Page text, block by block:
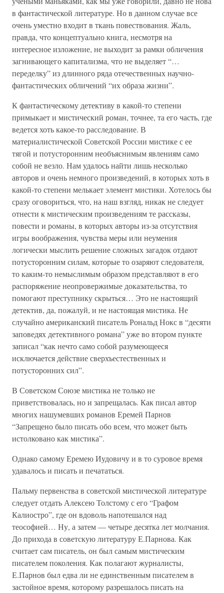
в фантастической литературе. Но в данном случае все
очень уместно входит в ткань повествования. Жаль,
правда, что концептуально книга, несмотря на
интересное изложение, не выходит за рамки обличения
загнивающего капитализма, что не выделяет “…
переделку” из длинного ряда отечественных научно-
фантастических обличений “их образа жизни”.
К фантастическому детективу в какой-то степени
примыкает и мистический роман, точнее, та его часть, где
ведется хоть какое-то расследование. В
материалистической Советской России мистике с ее
тягой и потусторонним необъяснимым явлениям само
собой не везло. Нам удалось найти лишь несколько
авторов и очень немного произведений, в которых хоть в
какой-то степени мелькает элемент мистики. Хотелось бы
сразу оговориться, что, на наш взгляд, никак не следует
отнести к мистическим произведениям те рассказы,
повести и романы, в которых авторы из-за отсутствия
игры воображения, чувства меры или неумения
логически мыслить решение сложных загадок отдают
потусторонним силам, которые то озаряют следователя,
то каким-то немыслимым образом представляют в его
распоряжение неопровержимые доказательства, то
помогают преступнику скрыться… Это не настоящий
детектив, да, пожалуй, и не настоящая мистика. Не
случайно американский писатель Рональд Нокс в “десяти
заповедях детективного романа” уже во втором пункте
записал “как нечто само собой разумеющееся
исключается действие сверхъестественных и
потусторонних сил”.
В Советском Союзе мистика не только не
приветствовалась, но и запрещалась. Как писал автор
многих нашумевших романов Еремей Парнов
“Запрещено было писать обо всем, что может быть
истолковано как мистика”.
Однако самому Еремею Иудовичу и в то суровое время
удавалось и писать и печататься.
Пальму первенства в советской мистической литературе
следует отдать Алексею Толстому с его “Графом
Калиостро”, где он вдоволь напотешался над
теософией… Ну, а затем — четыре десятка лет молчания.
До прихода в советскую литературу Е.Парнова. Как
считает сам писатель, он был самым мистическим
писателем поколения. Как полагают журналисты,
Е.Парнов был едва ли не единственным писателем в
застойное время, которому разрешалось писать на